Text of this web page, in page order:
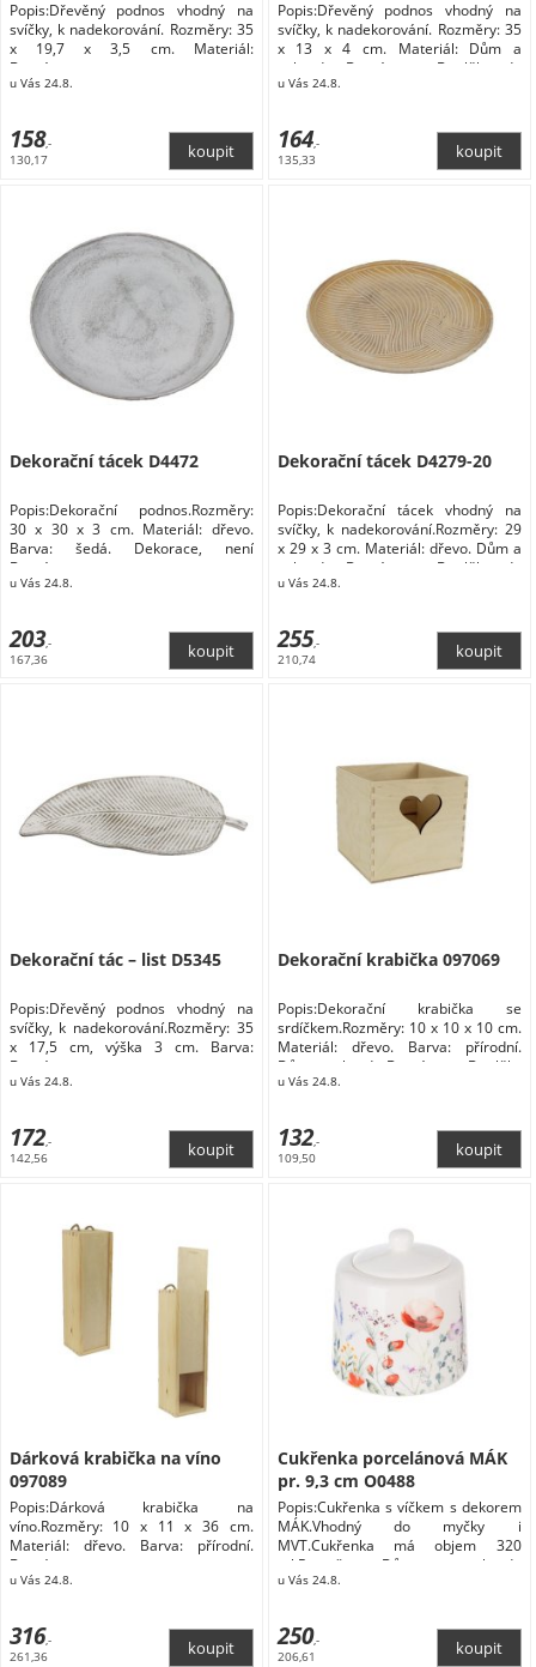
Popis:Dřevěný podnos vhodný na
svíčky, k nadekorování. Rozměry: 35
x 19,7 x 3,5 cm. Materiál:
Domácnost
u Vás 24.8.
158,-
130,17
Popis:Dřevěný podnos vhodný na
svíčky, k nadekorování. Rozměry: 35
x 13 x 4 cm. Materiál: Dům a
zahrada Domácnost Doplňky do
kuchyně Stolování Podnosy a tácy
u Vás 24.8.
164,-
135,33
Dekorační tácek D4472
Popis:Dekorační podnos.Rozměry:
30 x 30 x 3 cm. Materiál: dřevo.
Barva: šedá. Dekorace, není
Domácnost
u Vás 24.8.
203,-
167,36
Dekorační tácek D4279-20
Popis:Dekorační tácek vhodný na
svíčky, k nadekorování.Rozměry: 29
x 29 x 3 cm. Materiál: dřevo. Dům a
zahrada Domácnost Doplňky do
kuchyně Stolování Podnosy a tácy
u Vás 24.8.
255,-
210,74
Dekorační tác – list D5345
Popis:Dřevěný podnos vhodný na
svíčky, k nadekorování.Rozměry: 35
x 17,5 cm, výška 3 cm. Barva:
Domácnost
u Vás 24.8.
172,-
142,56
Dekorační krabička 097069
Popis:Dekorační krabička se
srdíčkem.Rozměry: 10 x 10 x 10 cm.
Materiál: dřevo. Barva: přírodní.
Dům a zahrada Domácnost Doplňky
do kuchyně Skladování a balení
u Vás 24.8.
132,-
109,50
Dárková krabička na víno
097089
Popis:Dárková krabička na
víno.Rozměry: 10 x 11 x 36 cm.
Materiál: dřevo. Barva: přírodní.
Domácnost
u Vás 24.8.
316,-
261,36
Cukřenka porcelánová MÁK
pr. 9,3 cm O0488
Popis:Cukřenka s víčkem s dekorem
MÁK.Vhodný do myčky i
MVT.Cukřenka má objem 320
ml.Rozměry: Dům a zahrada
Domácnost Doplňky do kuchyně
u Vás 24.8.
250,-
206,61